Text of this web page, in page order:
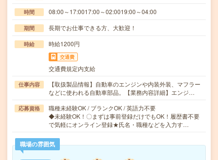
時間 08:00～17:0017:00～02:0019:00～04:00
期間 長期でお仕事できる方、大歓迎！
時給 時給1200円
交通費
交通費規定内支給
仕事内容
【取扱製品情報】自動車のエンジンや内装外装、マフラー
などに使われる自動車部品。【業務内容詳細】エンジ…
応募資格
職種未経験OK / ブランクOK / 英語力不要
◆未経験OK！〇まずは事前登録だけでもOK！履歴書不要
で気軽にオンライン登録★氏名・職種などを入力す…
職場の雰囲気